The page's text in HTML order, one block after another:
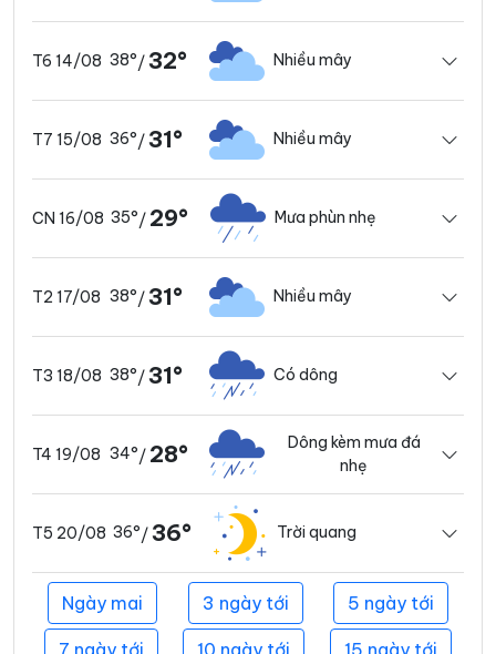
T6 14/08 38°/32° Nhiều mây
T7 15/08 36°/31° Nhiều mây
CN 16/08 35°/ 29° Mưa phùn nhẹ
T2 17/08 38°/31° Nhiều mây
T3 18/08 38°/31° Có dông
T4 19/08 34°/ 28°
Dông kèm mưa đá
nhẹ
T5 20/08 36°/36° Trời quang
Ngày mai 3 ngày tới 5 ngày tới
7 ngày tới 10 ngày tới 15 ngày tới